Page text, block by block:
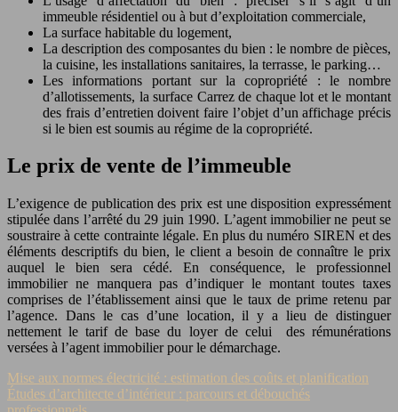
immeuble résidentiel ou à but d’exploitation commerciale,
La surface habitable du logement,
La description des composantes du bien : le nombre de pièces,
la cuisine, les installations sanitaires, la terrasse, le parking…
Les informations portant sur la copropriété : le nombre
d’allotissements, la surface Carrez de chaque lot et le montant
des frais d’entretien doivent faire l’objet d’un affichage précis
si le bien est soumis au régime de la copropriété.
Le prix de vente de l’immeuble
L’exigence de publication des prix est une disposition expressément
stipulée dans l’arrêté du 29 juin 1990. L’agent immobilier ne peut se
soustraire à cette contrainte légale. En plus du numéro SIREN et des
éléments descriptifs du bien, le client a besoin de connaître le prix
auquel le bien sera cédé. En conséquence, le professionnel
immobilier ne manquera pas d’indiquer le montant toutes taxes
comprises de l’établissement ainsi que le taux de prime retenu par
l’agence. Dans le cas d’une location, il y a lieu de distinguer
nettement le tarif de base du loyer de celui des rémunérations
versées à l’agent immobilier pour le démarchage.
Mise aux normes électricité : estimation des coûts et planification
Études d’architecte d’intérieur : parcours et débouchés